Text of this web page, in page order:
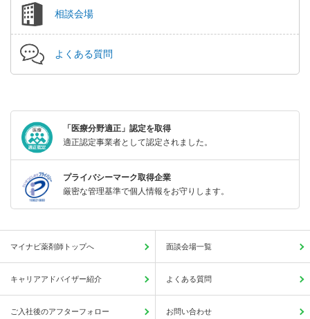
相談会場
よくある質問
「医療分野適正」認定を取得
適正認定事業者として認定されました。
プライバシーマーク取得企業
厳密な管理基準で個人情報をお守りします。
マイナビ薬剤師トップへ 面談会場一覧
キャリアアドバイザー紹介 よくある質問
ご入社後のアフターフォロー お問い合わせ